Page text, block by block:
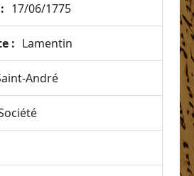
17/06/1775
: Lamentin
André